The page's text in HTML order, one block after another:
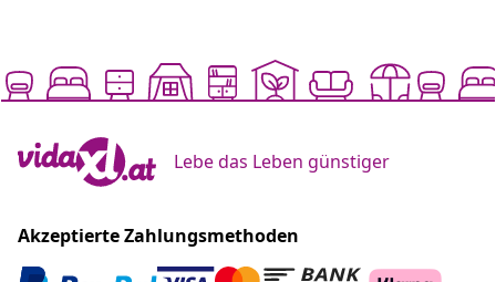
Lebe das Leben günstiger
Akzeptierte Zahlungsmethoden